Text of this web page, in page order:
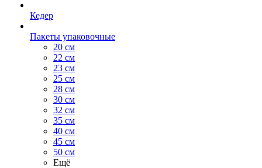
Кедер
Пакеты упаковочные
20 см
22 см
23 см
25 см
28 см
30 см
32 см
35 см
40 см
45 см
50 см
Ещё